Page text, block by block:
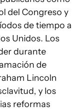
del Congreso y
de tiempo a
Unidos. Los
durante
de
Lincoln
y los
reformas